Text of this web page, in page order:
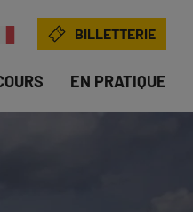
BILLETTERIE
EN PRATIQUE